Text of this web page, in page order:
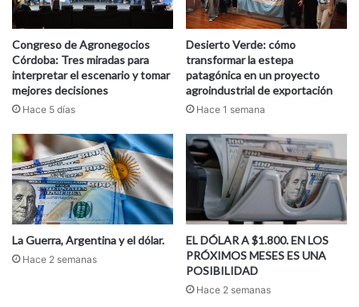
Congreso de Agronegocios
Córdoba: Tres miradas para
interpretar el escenario y tomar
mejores decisiones
Hace 5 días
Desierto Verde: cómo
transformar la estepa
patagónica en un proyecto
agroindustrial de exportación
Hace 1 semana
La Guerra, Argentina y el dólar.
Hace 2 semanas
EL DÓLAR A $1.800. EN LOS
PRÓXIMOS MESES ES UNA
POSIBILIDAD
Hace 2 semanas